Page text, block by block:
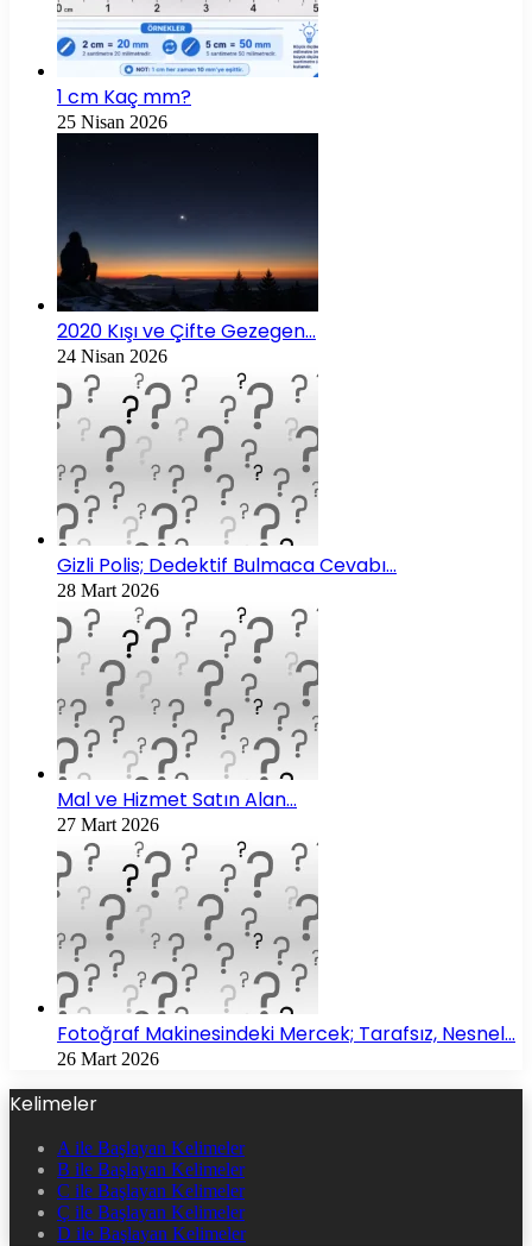
1 cm Kaç mm?
25 Nisan 2026
2020 Kışı ve Çifte Gezegen…
24 Nisan 2026
Gizli Polis; Dedektif Bulmaca Cevabı…
28 Mart 2026
Mal ve Hizmet Satın Alan…
27 Mart 2026
Fotoğraf Makinesindeki Mercek; Tarafsız, Nesnel…
26 Mart 2026
Kelimeler
A ile Başlayan Kelimeler
B ile Başlayan Kelimeler
C ile Başlayan Kelimeler
Ç ile Başlayan Kelimeler
D ile Başlayan Kelimeler